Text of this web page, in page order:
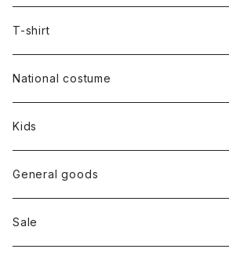
Outer
Dress
Tops
Bottoms
Shoes
T-shirt
National costume
Kids
General goods
Sale